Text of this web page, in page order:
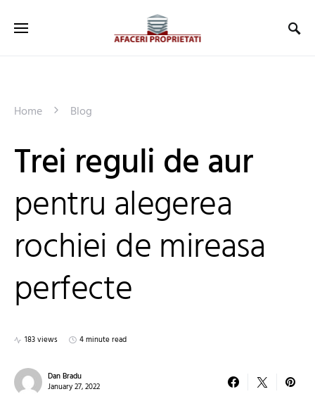
Home Blog
Trei reguli de aur
pentru alegerea
rochiei de mireasa
perfecte
183 views 4 minute read
Dan Bradu
January 27, 2022